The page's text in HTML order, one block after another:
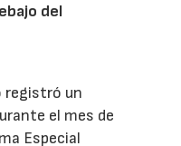
del
registró un
el mes de
Especial